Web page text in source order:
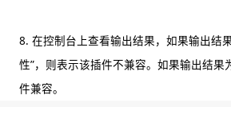
8. 在控制台上查看输出结果，如果输出结
性”，则表示该插件不兼容。如果输出结果
件兼容。